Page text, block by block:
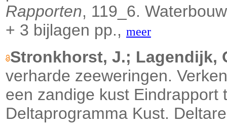
Rapporten, 119_6.
+ 3 bijlagen pp., meer
Stronkhorst, J.; Lagendijk,
verharde zeeweringen.
een zandige kust Eindrapport
Deltaprogramma Kust.